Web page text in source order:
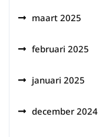
maart 2025
februari 2025
januari 2025
december 2024